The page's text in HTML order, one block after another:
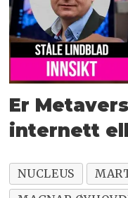
Er
internett
NUCLEUS